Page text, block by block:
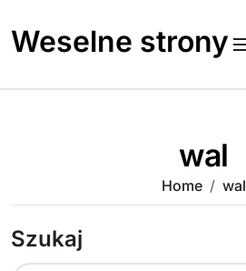
to
content
Weselne strony
wal
Home wal
Szukaj